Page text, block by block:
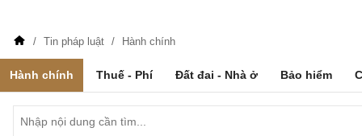
Tin pháp luật Hành chính
Hành chính Thuế - Phí Đất đai - Nhà ở Bảo hiểm